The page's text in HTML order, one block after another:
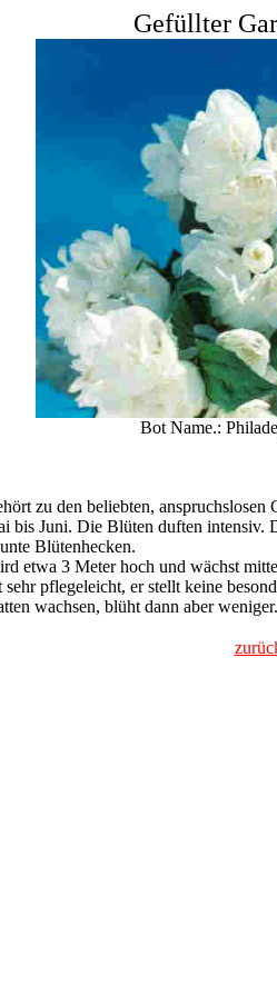
Gefüllter
Bot Name.:
zu den beliebten,
bis Juni. Die Blüten duften intensiv.
Blütenhecken.
etwa 3 Meter hoch und wächst
pflegeleicht, er stellt keine
wachsen, blüht dann aber weniger.